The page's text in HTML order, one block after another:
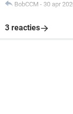
BobCCM - 30 apr
3 reacties